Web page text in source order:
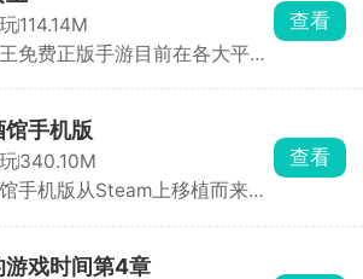
获取丰富的工具，一点一滴的
定缜密的越狱计划，解决各种
战，顺利逃离监狱。
114.14M
免费正版手游目前在各大平台
肉强食的世界里吞噬进化，击
小虫子，收入麾下，组建属于
属虫族团队，成为虫虫界的女
你的虫虫队伍称霸整个世界。
查看
馆手机版
340.10M
手机版从Steam上移植而来，
。当你能预判对手的预判，便
查看
游戏时间第4章